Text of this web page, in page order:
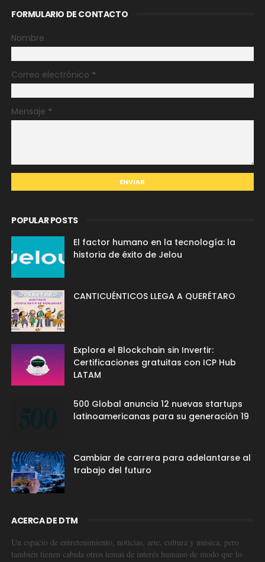
FORMULARIO DE CONTACTO
Nombre
Correo electrónico *
Mensaje *
POPULAR POSTS
El factor humano en la tecnología: la
historia de éxito de Jelou
CANTICUÉNTICOS LLEGA A QUERÉTARO
Explora el Blockchain sin Invertir:
Certificaciones gratuitas con ICP Hub
LATAM
500 Global anuncia 12 nuevas startups
latinoamericanas para su generación 19
Cambiar de carrera para adelantarse al
trabajo del futuro
ACERCA DE DTM
Un espacio de entretenimiento, noticias, arte, cultura y música, pero
también tienen cabida otros temas de interés humano de modo que lo